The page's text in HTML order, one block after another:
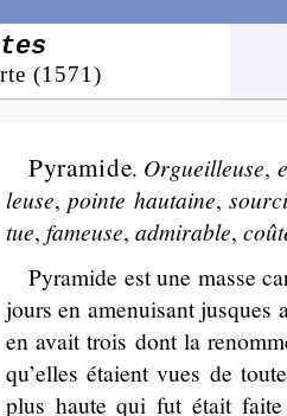
(1571)
Pyra­mide. Orgueil­leuse,
leuse,pointe hau­taine,
tue, fa­meuse, admi­rable,
Pyra­mide est une masse
jours en ame­nui­sant jusques
en avait trois dont la
qu’elles étaient vues de
plus haute qui fut était